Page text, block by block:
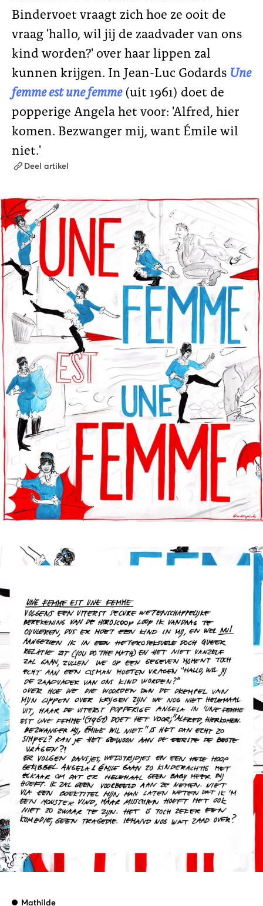
Bindervoet vraagt zich hoe ze ooit de
vraag 'hallo, wil jij de zaadvader van ons
kind worden?' over haar lippen zal
kunnen krijgen. In Jean-Luc Godards Une
femme est une femme(uit 1961) doet de
popperige Angela het voor: 'Alfred, hier
komen. Bezwanger mij, want Émile wil
niet.'
Deel artikel
Mathilde